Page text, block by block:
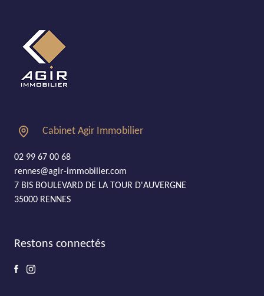
Cabinet Agir Immobilier
02 99 67 00 68
rennes@agir-immobilier.com
7 BIS BOULEVARD DE LA TOUR D'AUVERGNE
35000 RENNES
Restons connectés